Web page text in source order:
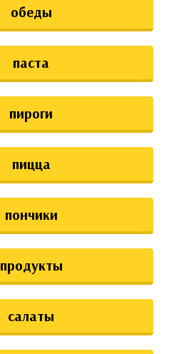
обеды
паста
пироги
пицца
пончики
продукты
салаты